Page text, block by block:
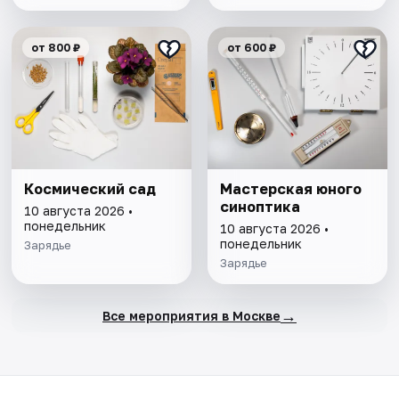
от 800 ₽
Космический сад
10 августа 2026 •
понедельник
Зарядье
от 600 ₽
Мастерская юного
синоптика
10 августа 2026 •
понедельник
Зарядье
Все мероприятия в Москве →